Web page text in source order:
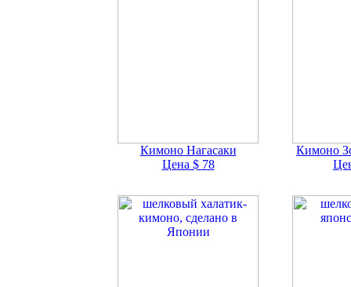
Кимоно Нагасаки
Цена $ 78
Кимоно